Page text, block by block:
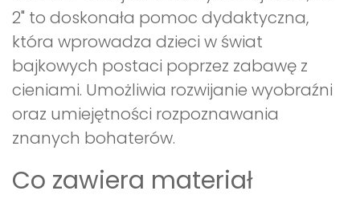
2" to doskonała pomoc dydaktyczna,
która wprowadza dzieci w świat
bajkowych postaci poprzez zabawę z
cieniami. Umożliwia rozwijanie wyobraźni
oraz umiejętności rozpoznawania
znanych bohaterów.
Co zawiera materiał